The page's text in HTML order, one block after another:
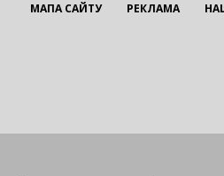
МАПА САЙТУ РЕКЛАМА